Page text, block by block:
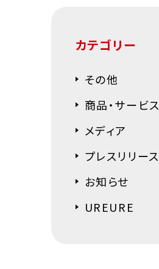
カテゴリー
その他
商品・サービス
メディア
プレスリリース
お知らせ
UREURE